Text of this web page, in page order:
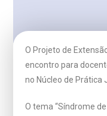
O Projeto de
encontro para
no Núcleo de Prática
O tema “Síndrome